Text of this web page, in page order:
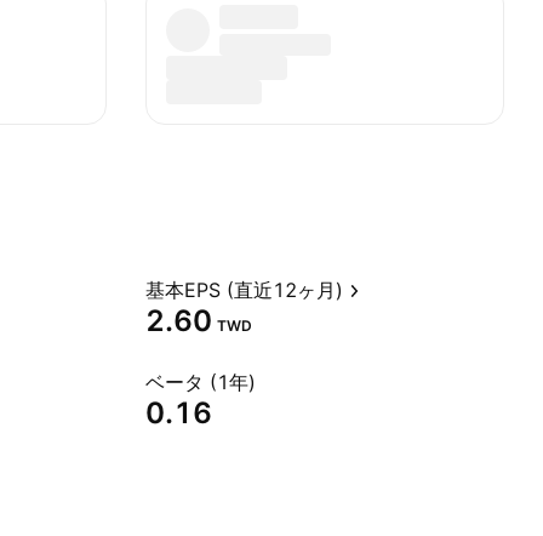
基本EPS (直近12ヶ月)
2.60 TWD
ベータ (1年)
0.16